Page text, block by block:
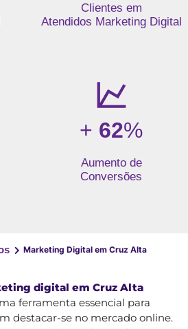
Clientes em
Atendidos Marketing Digital
+ 62%
Aumento de
Conversões
Marketing Digital em Cruz Alta
digital em Cruz Alta
ferramenta essencial para
destacar-se no mercado online.